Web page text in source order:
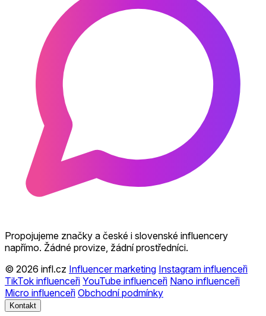
Propojujeme značky a české i slovenské influencery
napřímo. Žádné provize, žádní prostředníci.
© 2026 infl.cz Influencer marketing Instagram influenceři
TikTok influenceři YouTube influenceři Nano influenceři
Micro influenceři Obchodní podmínky
Kontakt